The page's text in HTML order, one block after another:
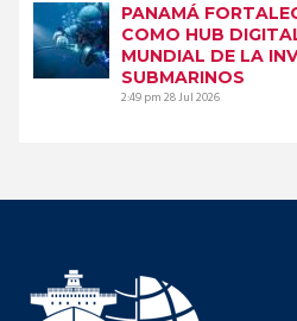
PANAMÁ
COMO HUB
MUNDIAL DE LA
SUBMARINOS
2:49 pm28 Jul 2026